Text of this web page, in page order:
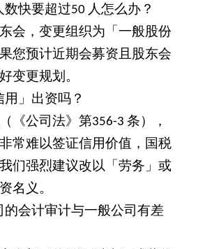
数快要超过50 人怎么办？
会，变更组织为「一般股份
您预计近期会募资且股东会
变更规划。
用」出资吗？
《公司法》第356-3 条），
常难以签证信用价值，国税
们强烈建议改以「劳务」或
名义。
的会计审计与一般公司有差